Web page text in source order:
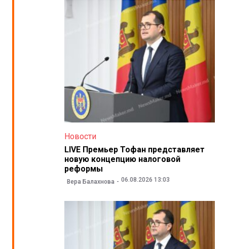
Новости
LIVE Премьер Тофан представляет
новую концепцию налоговой
реформы
Вера Балахнова 06.08.2026 13:03